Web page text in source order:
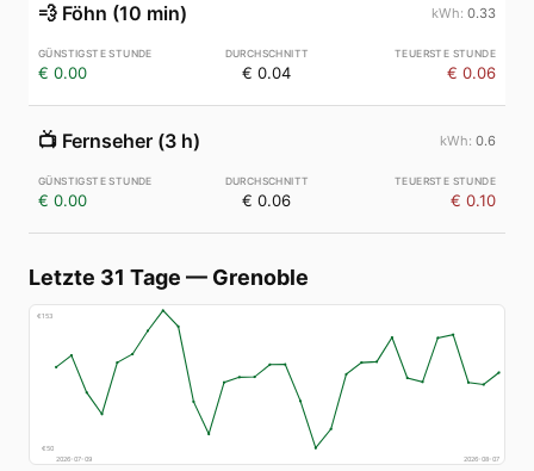
💨 Föhn (10 min) 0.33
€ 0.00 € 0.04 € 0.06
📺 Fernseher (3 h) 0.6
€ 0.00 € 0.06 € 0.10
Letzte 31 Tage — Grenoble
€153
€50
2026-07-09
2026-08-07